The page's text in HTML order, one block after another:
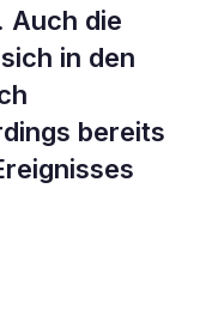
Auch die
in den
bereits